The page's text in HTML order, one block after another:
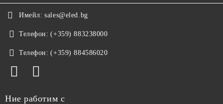
Имейл: sales@eled.bg
Телефон: (+359) 883238000
Телефон: (+359) 884586020
Ние работим с